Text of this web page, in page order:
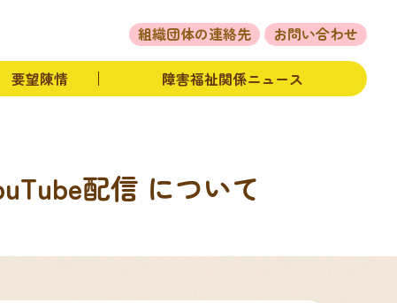
組織団体の連絡先 お問い合わせ
要望陳情 障害福祉関係ニュース
配信 について